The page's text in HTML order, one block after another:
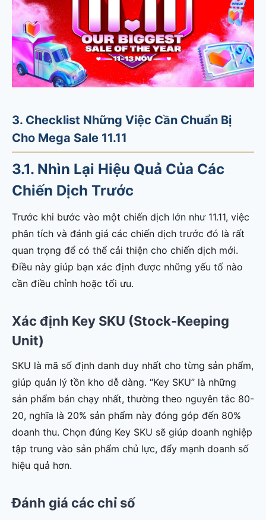
3. Checklist Những Việc Cần Chuẩn Bị
Cho Mega Sale 11.11
3.1. Nhìn Lại Hiệu Quả Của Các
Chiến Dịch Trước
Trước khi bước vào một chiến dịch lớn như 11.11, việc
phân tích và đánh giá các chiến dịch trước đó là rất
quan trọng để có thể cải thiện cho chiến dịch mới.
Điều này giúp bạn xác định được những yếu tố nào
cần điều chỉnh hoặc tối ưu.
Xác định Key SKU (Stock-Keeping
Unit)
SKU là mã số định danh duy nhất cho từng sản phẩm,
giúp quản lý tồn kho dễ dàng. “Key SKU” là những
sản phẩm bán chạy nhất, thường theo nguyên tắc 80-
20, nghĩa là 20% sản phẩm này đóng góp đến 80%
doanh thu. Chọn đúng Key SKU sẽ giúp doanh nghiệp
tập trung vào sản phẩm chủ lực, đẩy mạnh doanh số
hiệu quả hơn.
Đánh giá các chỉ số